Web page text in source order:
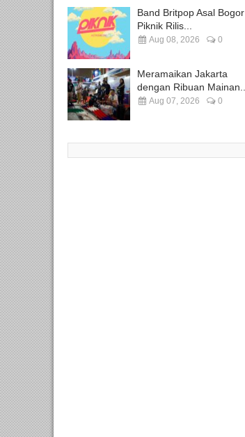
Band Britpop Asal Bogor
Piknik Rilis...
Aug 08, 2026 0
Meramaikan Jakarta
dengan Ribuan Mainan...
Aug 07, 2026 0